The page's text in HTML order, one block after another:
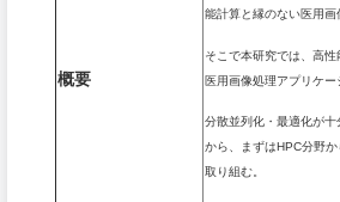
概要
能計算と縁のない医用
そこで本研究では、高
医用画像処理アプリケ
分散並列化・最適化が
から、まずはHPC分野
取り組む。